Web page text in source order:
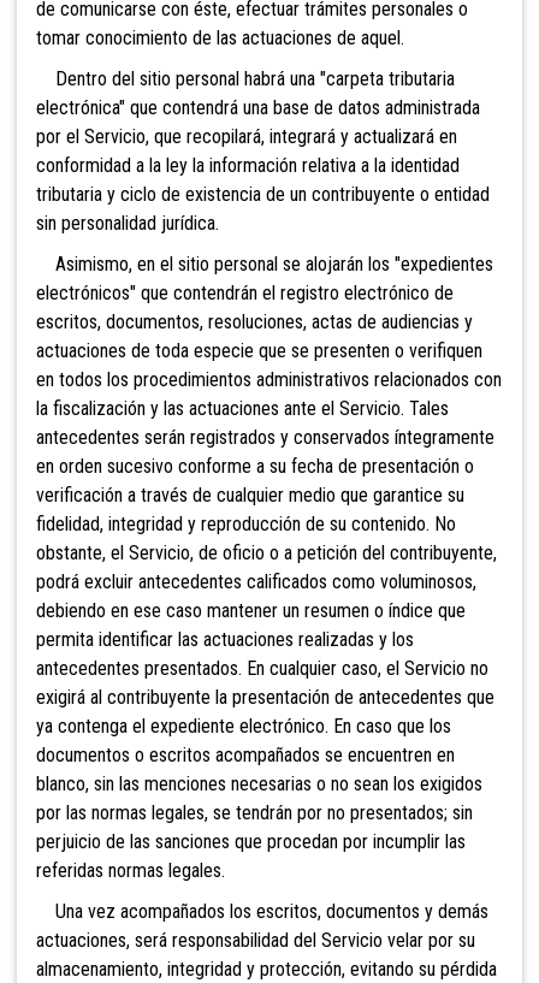
de comunicarse con éste, efectuar trámites personales o
tomar conocimiento de las actuaciones de aquel.
Dentro del sitio personal habrá una "carpeta tributaria
electrónica" que contendrá una base de datos administrada
por el Servicio, que recopilará, integrará y actualizará en
conformidad a la ley la información relativa a la identidad
tributaria y ciclo de existencia de un contribuyente o entidad
sin personalidad jurídica.
Asimismo, en el sitio personal se alojarán los "expedientes
electrónicos" que contendrán el registro electrónico de
escritos, documentos, resoluciones, actas de audiencias y
actuaciones de toda especie que se presenten o verifiquen
en todos los procedimientos administrativos relacionados con
la fiscalización y las actuaciones ante el Servicio. Tales
antecedentes serán registrados y conservados íntegramente
en orden sucesivo conforme a su fecha de presentación o
verificación a través de cualquier medio que garantice su
fidelidad, integridad y reproducción de su contenido. No
obstante, el Servicio, de oficio o a petición del contribuyente,
podrá excluir antecedentes calificados como voluminosos,
debiendo en ese caso mantener un resumen o índice que
permita identificar las actuaciones realizadas y los
antecedentes presentados. En cualquier caso, el Servicio no
exigirá al contribuyente la presentación de antecedentes que
ya contenga el expediente electrónico. En caso que los
documentos o escritos acompañados se encuentren en
blanco, sin las menciones necesarias o no sean los exigidos
por las normas legales, se tendrán por no presentados; sin
perjuicio de las sanciones que procedan por incumplir las
referidas normas legales.
Una vez acompañados los escritos, documentos y demás
actuaciones, será responsabilidad del Servicio velar por su
almacenamiento, integridad y protección, evitando su pérdida